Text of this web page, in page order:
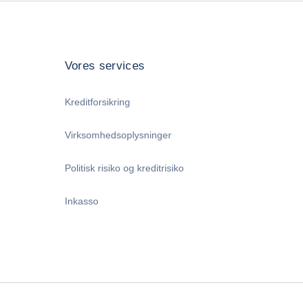
Vores services
Kreditforsikring
Virksomhedsoplysninger
Politisk risiko og kreditrisiko
Inkasso